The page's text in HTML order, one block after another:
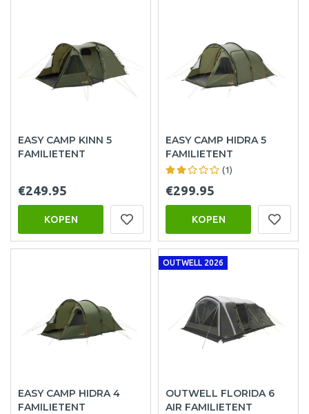
EASY CAMP KINN 5
FAMILIETENT
€249.95
KOPEN
EASY CAMP HIDRA 5
FAMILIETENT
(1)
€299.95
KOPEN
EASY CAMP HIDRA 4
FAMILIETENT
OUTWELL 2026
OUTWELL FLORIDA 6
AIR FAMILIETENT